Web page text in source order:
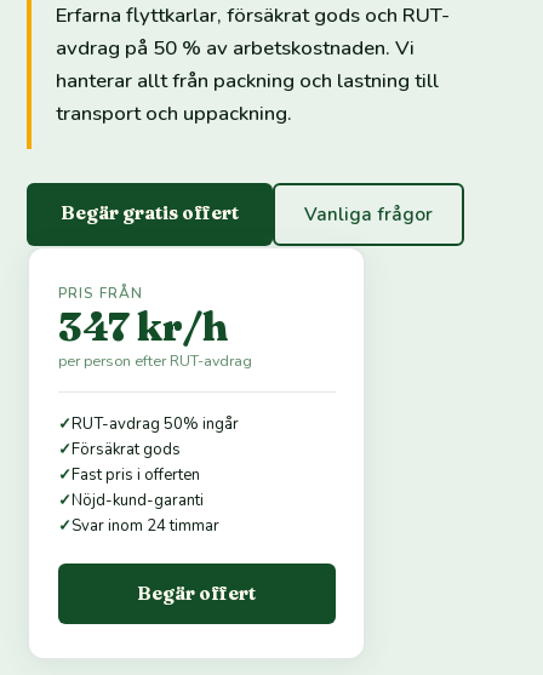
Erfarna flyttkarlar, försäkrat gods och RUT-
avdrag på 50 % av arbetskostnaden. Vi
hanterar allt från packning och lastning till
transport och uppackning.
Begär gratis offert Vanliga frågor
PRIS FRÅN
347 kr/h
per person efter RUT-avdrag
✓RUT-avdrag 50% ingår
✓Försäkrat gods
✓Fast pris i offerten
✓Nöjd-kund-garanti
✓Svar inom 24 timmar
Begär offert